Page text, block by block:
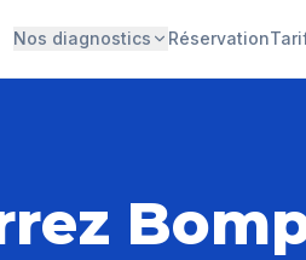
Nos diagnostics Réservation